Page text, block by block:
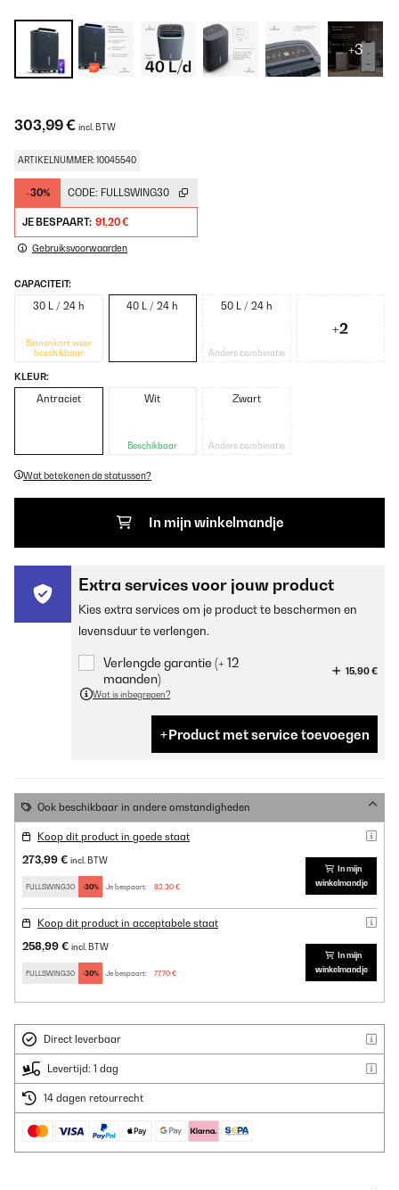
+3
303,99 € incl. BTW
ARTIKELNUMMER: 10045540
-30% CODE: FULLSWING30
JE BESPAART: 91,20 €
Gebruiksvoorwaarden
CAPACITEIT:
30 L / 24 h
Binnenkort weer
beschikbaar
40 L / 24 h 50 L / 24 h
Andere combinatie
+2
KLEUR:
Antraciet Wit
Beschikbaar
Zwart
Andere combinatie
Wat betekenen de statussen?
In mijn winkelmandje
Extra services voor jouw product
Kies extra services om je product te beschermen en
levensduur te verlengen.
Verlengde garantie (+ 12
maanden)
15,90 €
Wat is inbegrepen?
Product met service toevoegen
Ook beschikbaar in andere omstandigheden
Koop dit product in goede staat
273,99 € incl. BTW
FULLSWING30 -30% Je bespaart: 82,20 €
In mijn
winkelmandje
Koop dit product in acceptabele staat
258,99 € incl. BTW
FULLSWING30 -30% Je bespaart: 77,70 €
In mijn
winkelmandje
Direct leverbaar
Levertijd: 1 dag
14 dagen retourrecht